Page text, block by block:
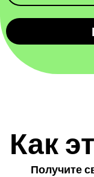
Как
Получите